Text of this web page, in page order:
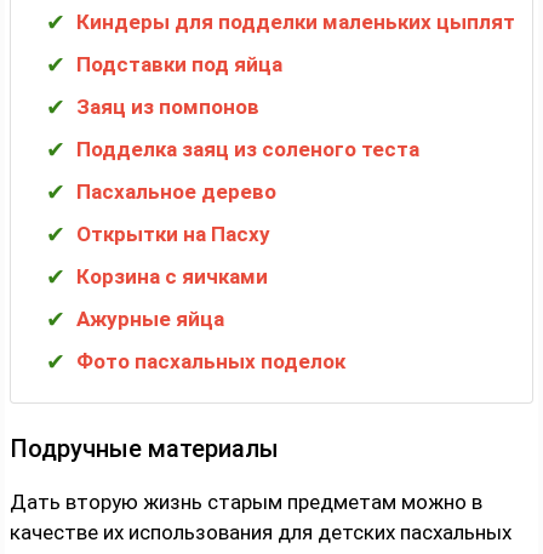
Киндеры для подделки маленьких цыплят
Подставки под яйца
Заяц из помпонов
Подделка заяц из соленого теста
Пасхальное дерево
Открытки на Пасху
Корзина с яичками
Ажурные яйца
Фото пасхальных поделок
Подручные материалы
Дать вторую жизнь старым предметам можно в
качестве их использования для детских пасхальных